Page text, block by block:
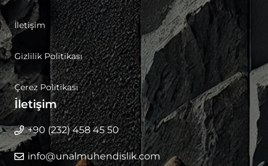
İletişim
Gizlilik Politikası
Çerez Politikası
İletişim
+90 (232) 458 45 50
info@unalmuhendislik.com